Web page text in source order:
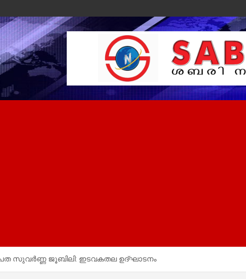
സുവർണ്ണ ജൂബിലി: ഇടവകതല ഉദ്ഘാടനം